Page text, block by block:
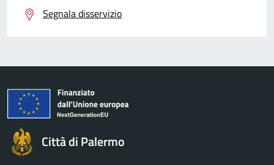
Segnala disservizio
Città di Palermo